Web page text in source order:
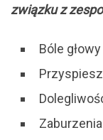
związku z
Bóle